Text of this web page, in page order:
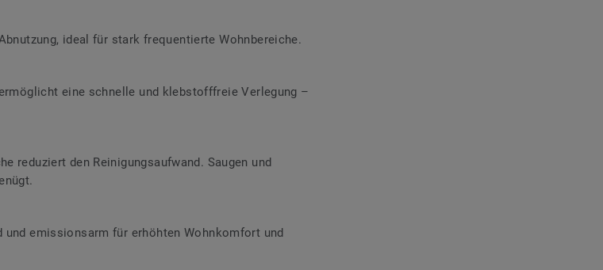
ideal für stark frequentierte Wohnbereiche.​
eine schnelle und klebstofffreie Verlegung –
reduziert den Reinigungsaufwand. Saugen und
und emissionsarm für erhöhten Wohnkomfort und